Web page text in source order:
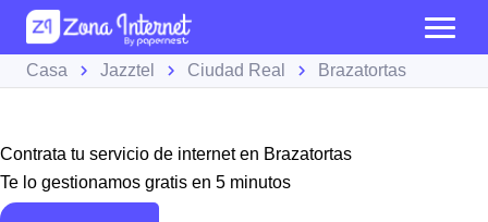
Casa Jazztel Ciudad Real Brazatortas
Contrata tu servicio de internet en Brazatortas
Te lo gestionamos gratis en 5 minutos